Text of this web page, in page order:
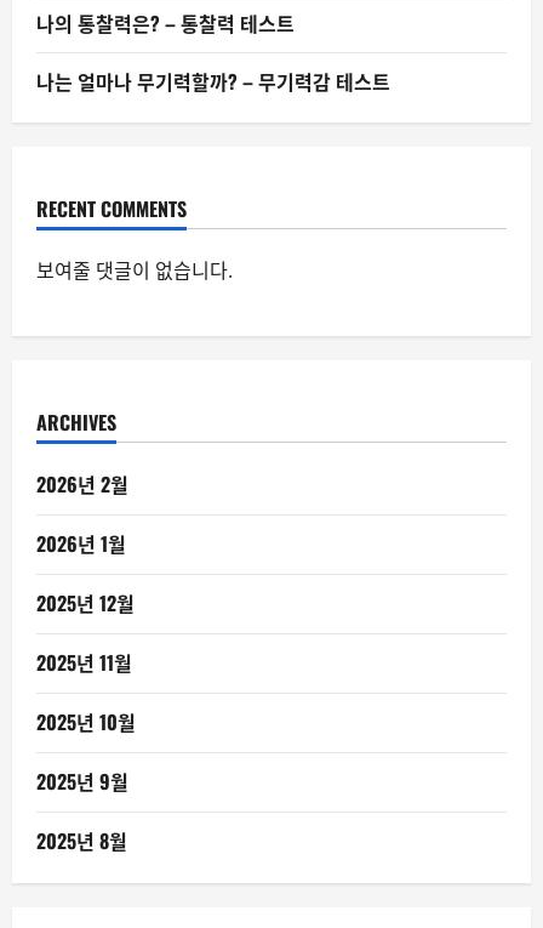
나의 통찰력은? – 통찰력 테스트
나는 얼마나 무기력할까? – 무기력감 테스트
RECENT COMMENTS
보여줄 댓글이 없습니다.
ARCHIVES
2026년 2월
2026년 1월
2025년 12월
2025년 11월
2025년 10월
2025년 9월
2025년 8월